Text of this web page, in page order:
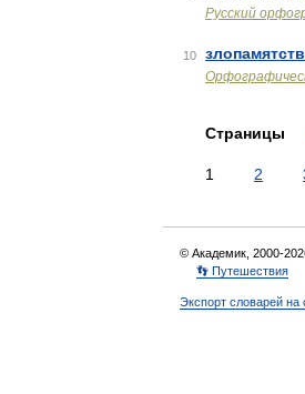
Русский
10
Страницы
1 2
© Академик, 2000-
👣 Путешествия
Экспорт словарей на